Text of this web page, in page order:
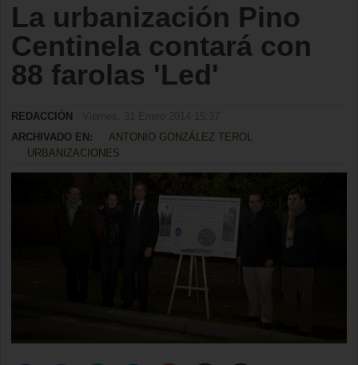
La urbanización Pino
Centinela contará con
88 farolas 'Led'
REDACCIÓN
ARCHIVADO EN:
ANTONIO GONZÁLEZ TEROL
URBANIZACIONES